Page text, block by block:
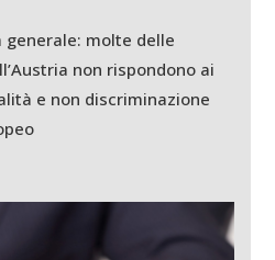
generale: molte delle
non rispondono ai
e non discriminazione